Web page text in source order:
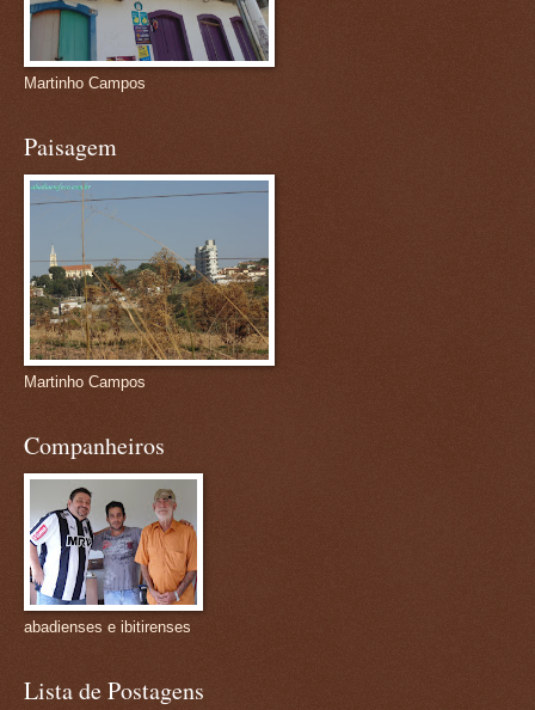
Martinho Campos
Paisagem
Martinho Campos
Companheiros
abadienses e ibitirenses
Lista de Postagens